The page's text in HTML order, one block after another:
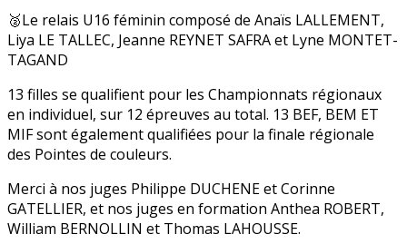
🥈Le relais U16 féminin composé de Anaïs LALLEMENT,
Liya LE TALLEC, Jeanne REYNET SAFRA et Lyne MONTET-
TAGAND
13 filles se qualifient pour les Championnats régionaux
en individuel, sur 12 épreuves au total. 13 BEF, BEM ET
MIF sont également qualifiées pour la finale régionale
des Pointes de couleurs.
Merci à nos juges Philippe DUCHENE et Corinne
GATELLIER, et nos juges en formation Anthea ROBERT,
William BERNOLLIN et Thomas LAHOUSSE.